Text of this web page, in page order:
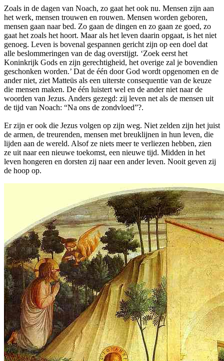
Zoals in de dagen van Noach, zo gaat het ook nu. Mensen zijn aan
het werk, mensen trouwen en rouwen. Mensen worden geboren,
mensen gaan naar bed. Zo gaan de dingen en zo gaan ze goed, zo
gaat het zoals het hoort. Maar als het leven daarin opgaat, is het niet
genoeg. Leven is bovenal gespannen gericht zijn op een doel dat
alle beslommeringen van de dag overstijgt. ‘Zoek eerst het
Koninkrijk Gods en zijn gerechtigheid, het overige zal je bovendien
geschonken worden.’ Dat de één door God wordt opgenomen en de
ander niet, ziet Matteüs als een uiterste consequentie van de keuze
die mensen maken. De één luistert wel en de ander niet naar de
woorden van Jezus. Anders gezegd: zij leven net als de mensen uit
de tijd van Noach: “Na ons de zondvloed”?.
Er zijn er ook die Jezus volgen op zijn weg. Niet zelden zijn het juist
de armen, de treurenden, mensen met breuklijnen in hun leven, die
lijden aan de wereld. Alsof ze niets meer te verliezen hebben, zien
ze uit naar een nieuwe toekomst, een nieuwe tijd. Midden in het
leven hongeren en dorsten zij naar een ander leven. Nooit geven zij
de hoop op.